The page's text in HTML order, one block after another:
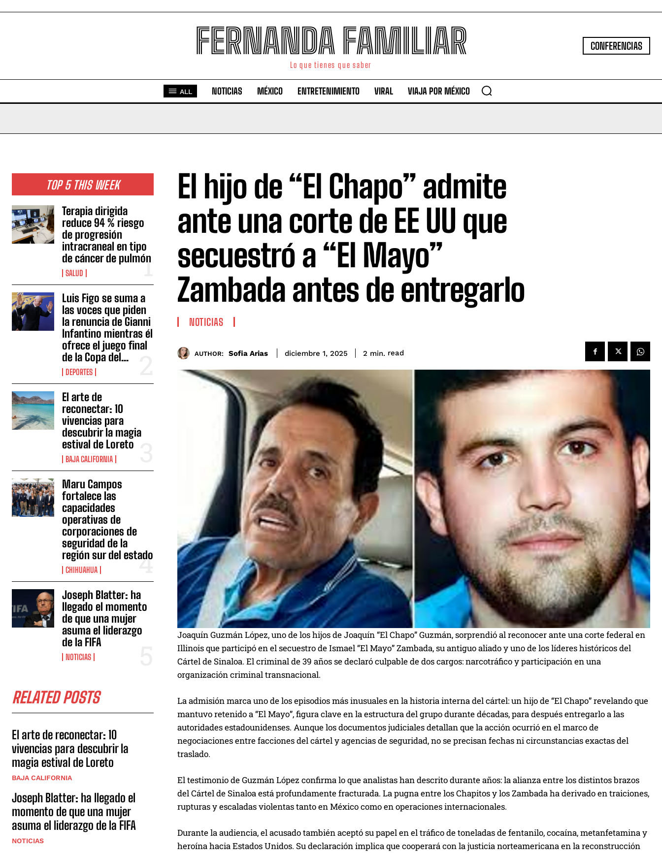
FERNANDA FAMILIAR
Lo que tienes que saber
CONFERENCIAS
ALL NOTICIAS MÉXICO ENTRETENIMIENTO VIRAL VIAJA POR MÉXICO
TOP 5 THIS WEEK
Terapia dirigida
reduce 94 % riesgo
de progresión
intracraneal en tipo
de cáncer de pulmón
SALUD
Luis Figo se suma a
las voces que piden
la renuncia de Gianni
Infantino mientras él
ofrece el juego final
de la Copa del...
DEPORTES
El arte de
reconectar: 10
vivencias para
descubrir la magia
estival de Loreto
BAJA CALIFORNIA
Maru Campos
fortalece las
capacidades
operativas de
corporaciones de
seguridad de la
región sur del estado
CHIHUAHUA
Joseph Blatter: ha
llegado el momento
de que una mujer
asuma el liderazgo
de la FIFA
NOTICIAS
RELATED POSTS
El arte de reconectar: 10
vivencias para descubrir la
magia estival de Loreto
BAJA CALIFORNIA
Joseph Blatter: ha llegado el
momento de que una mujer
asuma el liderazgo de la FIFA
NOTICIAS
El hijo de “El Chapo” admite
ante una corte de EE UU que
secuestró a “El Mayo”
Zambada antes de entregarlo
NOTICIAS
AUTHOR: Sofia Arias diciembre 1, 2025 2 min. read
Joaquín Guzmán López, uno de los hijos de Joaquín “El Chapo” Guzmán, sorprendió al reconocer ante una corte federal en
Illinois que participó en el secuestro de Ismael “El Mayo” Zambada, su antiguo aliado y uno de los líderes históricos del
Cártel de Sinaloa. El criminal de 39 años se declaró culpable de dos cargos: narcotráfico y participación en una
organización criminal transnacional.
La admisión marca uno de los episodios más inusuales en la historia interna del cártel: un hijo de “El Chapo” revelando que
mantuvo retenido a “El Mayo”, figura clave en la estructura del grupo durante décadas, para después entregarlo a las
autoridades estadounidenses. Aunque los documentos judiciales detallan que la acción ocurrió en el marco de
negociaciones entre facciones del cártel y agencias de seguridad, no se precisan fechas ni circunstancias exactas del
traslado.
El testimonio de Guzmán López confirma lo que analistas han descrito durante años: la alianza entre los distintos brazos
del Cártel de Sinaloa está profundamente fracturada. La pugna entre los Chapitos y los Zambada ha derivado en traiciones,
rupturas y escaladas violentas tanto en México como en operaciones internacionales.
Durante la audiencia, el acusado también aceptó su papel en el tráfico de toneladas de fentanilo, cocaína, metanfetamina y
heroína hacia Estados Unidos. Su declaración implica que cooperará con la justicia norteamericana en la reconstrucción